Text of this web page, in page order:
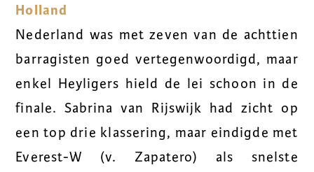
Holland
Nederland was met zeven van de achttien
barragisten goed vertegenwoordigd, maar
enkel Heyligers hield de lei schoon in de
finale. Sabrina van Rijswijk had zicht op
een top drie klassering, maar eindigde met
Everest-W (v. Zapatero) als snelste